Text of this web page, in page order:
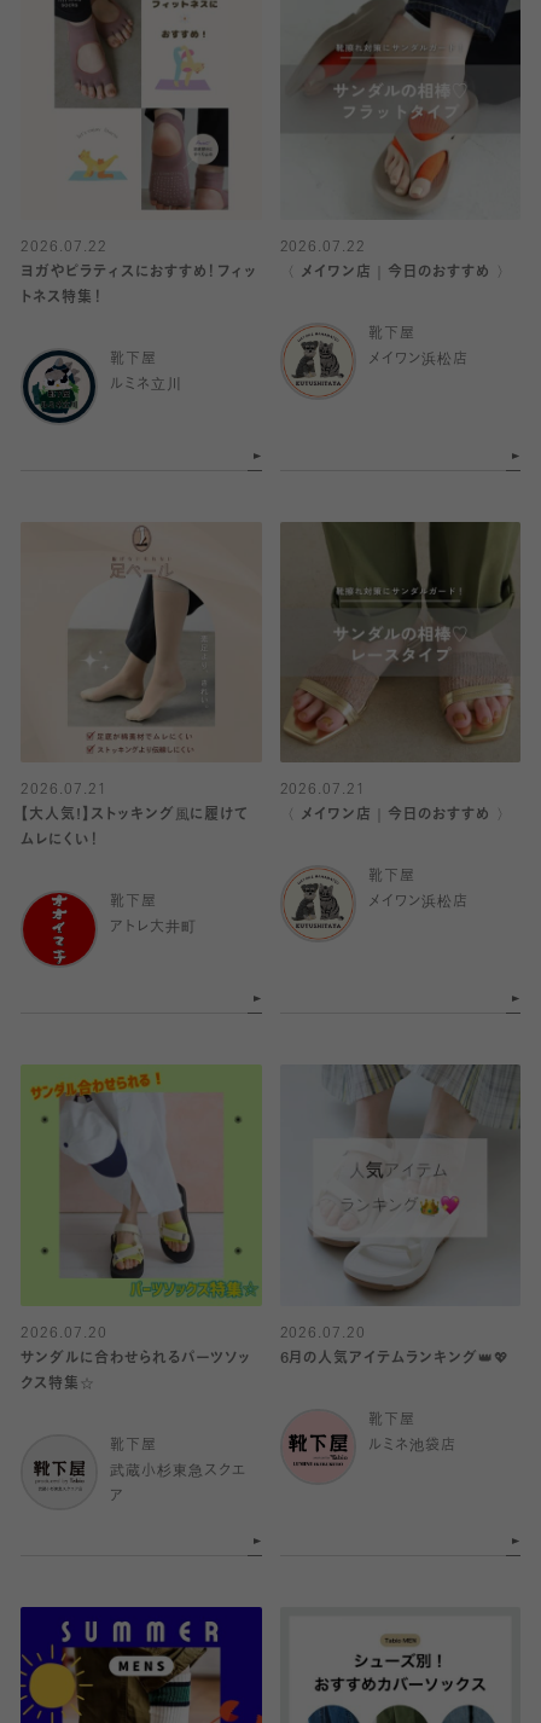
2026.07.22
ヨガやピラティスにおすすめ！フィッ
トネス特集！
靴下屋
ルミネ立川
2026.07.22
〈 メイワン店｜今日のおすすめ 〉
靴下屋
メイワン浜松店
2026.07.21
【大人気!】ストッキング風に履けて
ムレにくい！
靴下屋
アトレ大井町
2026.07.21
〈 メイワン店｜今日のおすすめ 〉
靴下屋
メイワン浜松店
2026.07.20
サンダルに合わせられるパーツソッ
クス特集☆
靴下屋
武蔵小杉東急スクエ
ア
2026.07.20
6月の人気アイテムランキング👑💖
靴下屋
ルミネ池袋店